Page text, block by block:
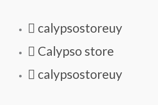
calypsostoreuy
Calypso store
calypsostoreuy